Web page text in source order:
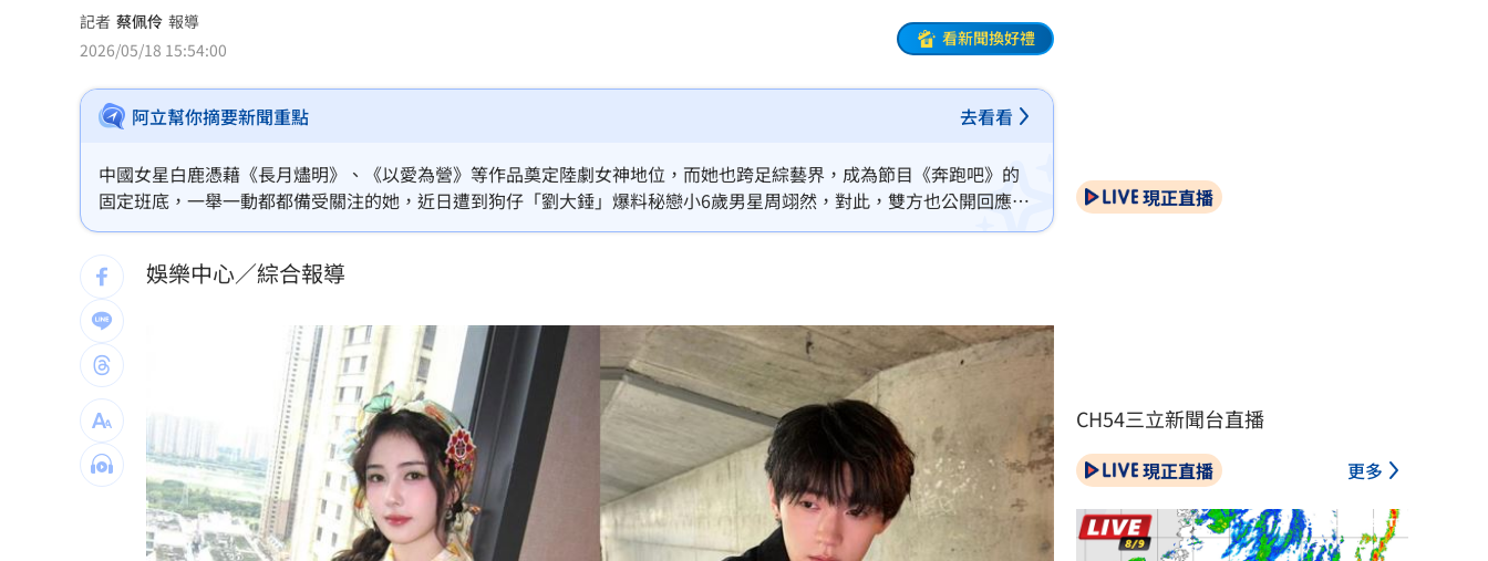
產蛋量下降 本週「蛋價漲3元」
KISS OF LIFE飆唱 秀經典擦汗全場瘋掉
台股7月大回檔！0050申購額再破紀錄
2000人堵教堂搶看C羅婚禮 竟是超大烏龍 20:01
平野惠一率兄弟奪171勝 中職最多勝外教
女股神加碼狂掃台積電！外媒揭全因這巨頭 19:53
想吃清淡！他搭機點「這特殊餐」傻眼了 19:51
買房3年才知「蜘蛛人住我家」屋主超傻眼 19:47
生日變親人忌日！直升機慶祝墜機4人罹難 19:47
台灣彩券開獎直播中 20:31
記者 蔡佩伶 報導
2026/05/18 15:54:00
看新聞換好禮
阿立幫你摘要新聞重點 去看看
中國女星白鹿憑藉《長月燼明》、《以愛為營》等作品奠定陸劇女神地位，而她也跨足綜藝界，成為節目《奔跑吧》的
固定班底，一舉一動都都備受關注的她，近日遭到狗仔「劉大錘」爆料秘戀小6歲男星周翊然，對此，雙方也公開回應
了。蔡佩伶報導
娛樂中心／綜合報導
現正直播
CH54三立新聞台直播
現正直播 更多